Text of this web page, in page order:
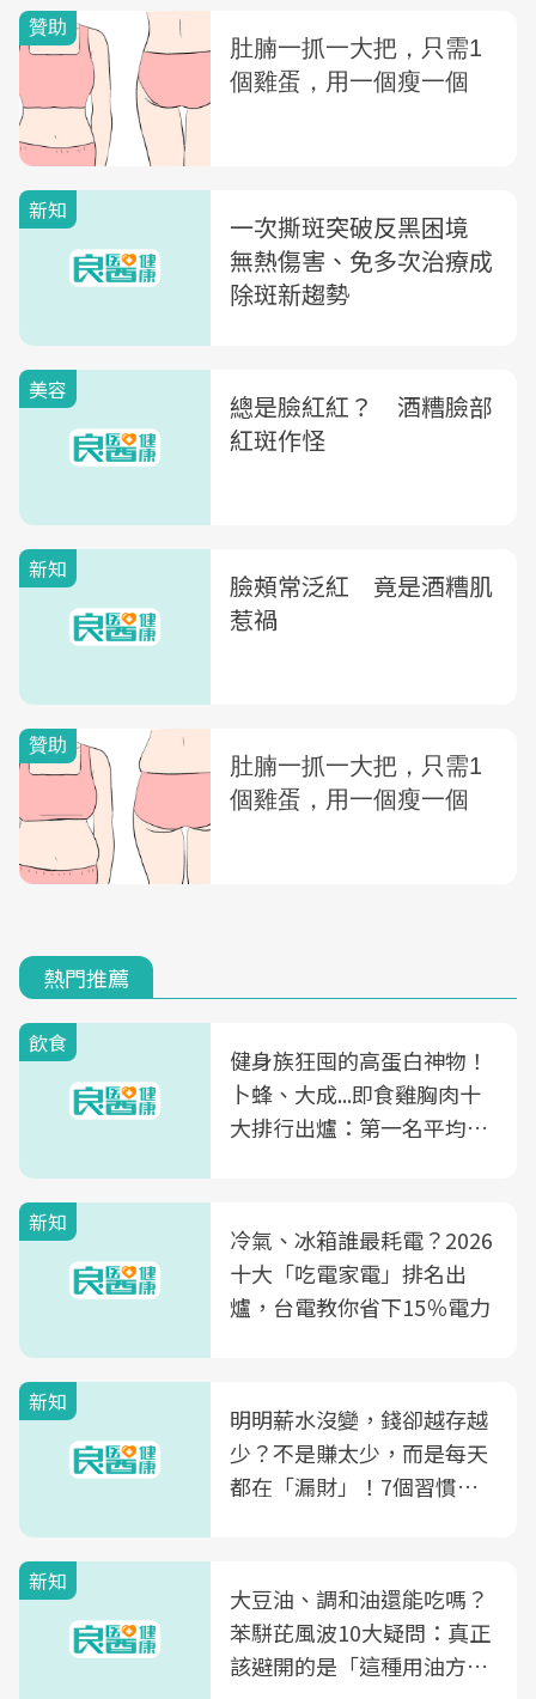
新知
一次撕斑突破反黑困境
無熱傷害、免多次治療成
除斑新趨勢
美容
總是臉紅紅？ 酒糟臉部
紅斑作怪
新知
臉頰常泛紅 竟是酒糟肌
惹禍
熱門推薦
飲食
健身族狂囤的高蛋白神物！
卜蜂、大成...即食雞胸肉十
大排行出爐：第一名平均一
新知
冷氣、冰箱誰最耗電？2026
十大「吃電家電」排名出
爐，台電教你省下15％電力
新知
明明薪水沒變，錢卻越存越
少？不是賺太少，而是每天
都在「漏財」！7個習慣一
新知
大豆油、調和油還能吃嗎？
苯駢芘風波10大疑問：真正
該避開的是「這種用油方